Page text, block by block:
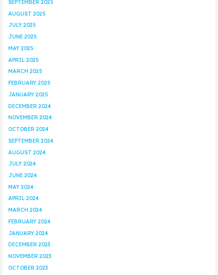
SEPTEMBER 2025
AUGUST 2025
JULY 2025
JUNE 2025
MAY 2025
APRIL 2025
MARCH 2025
FEBRUARY 2025
JANUARY 2025
DECEMBER 2024
NOVEMBER 2024
OCTOBER 2024
SEPTEMBER 2024
AUGUST 2024
JULY 2024
JUNE 2024
MAY 2024
APRIL 2024
MARCH 2024
FEBRUARY 2024
JANUARY 2024
DECEMBER 2023
NOVEMBER 2023
OCTOBER 2023